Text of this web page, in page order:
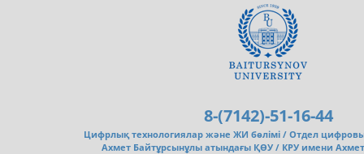
8-(7142)-51-16-44
Цифрлық технологиялар және ЖИ бөлімі / Отдел
Ахмет Байтұрсынұлы атындағы ҚӨУ / КРУ имени